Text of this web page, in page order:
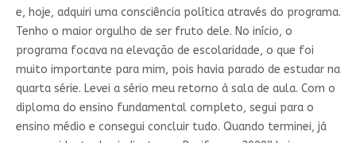
e, hoje, adquiri uma consciência política através do programa.
Tenho o maior orgulho de ser fruto dele. No início, o
programa focava na elevação de escolaridade, o que foi
muito importante para mim, pois havia parado de estudar na
quarta série. Levei a sério meu retorno à sala de aula. Com o
diploma do ensino fundamental completo, segui para o
ensino médio e consegui concluir tudo. Quando terminei, já